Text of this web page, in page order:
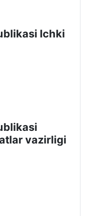
Ichki
vazirligi